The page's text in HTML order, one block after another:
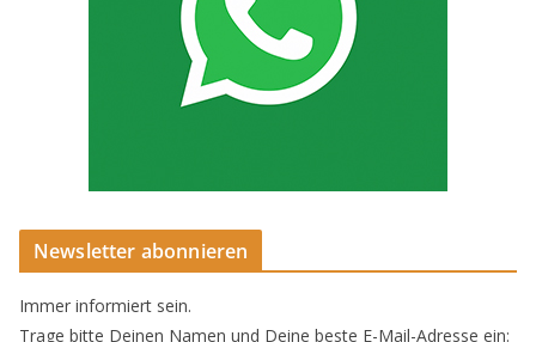
Newsletter abonnieren
Immer informiert sein.
Trage bitte Deinen Namen und Deine beste E-Mail-Adresse ein: